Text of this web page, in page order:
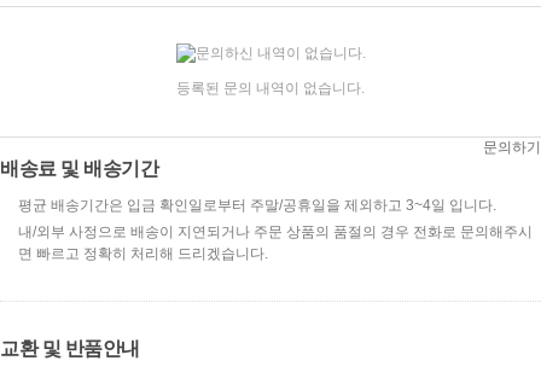
등록된 문의 내역이 없습니다.
문의하기
배송료 및 배송기간
평균 배송기간은 입금 확인일로부터 주말/공휴일을 제외하고 3~4일 입니다.
내/외부 사정으로 배송이 지연되거나 주문 상품의 품절의 경우 전화로 문의해주시
면 빠르고 정확히 처리해 드리겠습니다.
교환 및 반품안내